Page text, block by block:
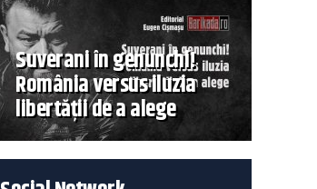
Suverani în genunchi!
România versus iluzia
libertății de a alege